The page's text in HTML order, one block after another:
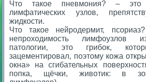
Что такое пневмония? – это
лимфатических узлов,
жидкости.
Что такое нейродермит,
непроходимость лимфоузлов
патологии, это грибок,
зацементировал, поэтому кожа
окна» на сгибательных
попка, щёчки, животик: в